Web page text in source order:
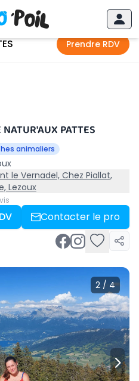
PATTES
Prendre RDV
PATTES
animaliers
le Vernadel, Chez Piallat,
Lezoux
Contacter le pro
2 / 4